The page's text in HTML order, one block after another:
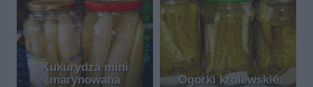
Kukurydza mini
marynowana
Ogorki krolewskie